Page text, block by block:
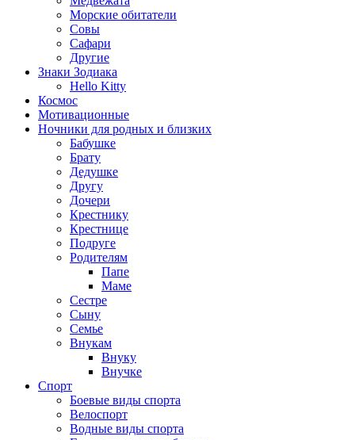
Морские обитатели
Совы
Сафари
Другие
Знаки Зодиака
Hello Kitty
Космос
Мотивационные
Ночники для родных и близких
Бабушке
Брату
Дедушке
Другу
Дочери
Крестнику
Крестнице
Подруге
Родителям
Папе
Маме
Сестре
Сыну
Семье
Внукам
Внуку
Внучке
Спорт
Боевые виды спорта
Велоспорт
Водные виды спорта